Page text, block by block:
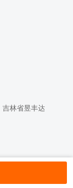
吉林省昱丰达